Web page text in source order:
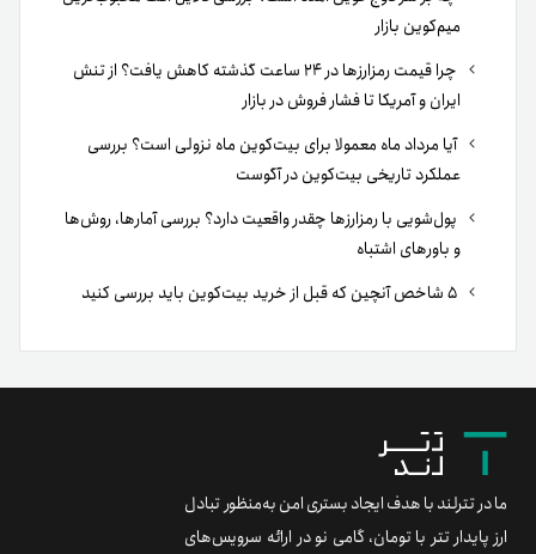
میم‌کوین بازار
چرا قیمت رمزارزها در ۲۴ ساعت گذشته کاهش یافت؟ از تنش
ایران و آمریکا تا فشار فروش در بازار
آیا مرداد ماه معمولا برای بیت‌کوین ماه نزولی است؟ بررسی
عملکرد تاریخی بیت‌کوین در آگوست
پول‌شویی با رمزارزها چقدر واقعیت دارد؟ بررسی آمارها، روش‌ها
و باورهای اشتباه
ما در تترلند با هدف ایجاد بستری امن به‌منظور تبادل
ارز پایدار تتر با تومان، گامی نو در ارائه سرویس‌های